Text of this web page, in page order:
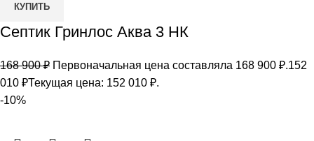
КУПИТЬ
Септик Гринлос Аква 3 НК
168 900₽ Первоначальная цена составляла 168 900 ₽.152
010 ₽Текущая цена: 152 010 ₽.
-10%